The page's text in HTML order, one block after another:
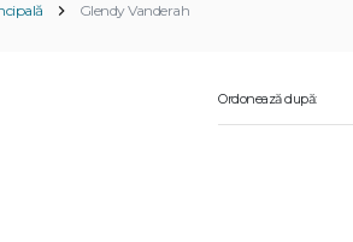
Glendy Vanderah
Ordonează după: